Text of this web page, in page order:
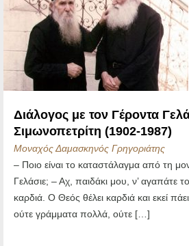
Διάλογος με τον Γέροντα
Σιμωνοπετρίτη (1902-1987)
Μοναχός Δαμασκηνός Γρηγοριάτης
– Ποιο είναι το καταστάλαγμα από τη
Γελάσιε; – Αχ, παιδάκι μου, ν’ αγαπάτε
καρδιά. Ο Θεός θέλει καρδιά και εκεί πάει
ούτε γράμματα πολλά, ούτε […]